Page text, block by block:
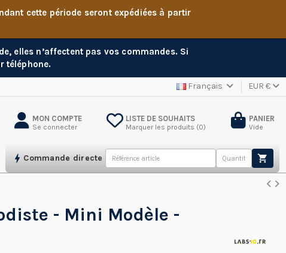
cette période seront expédiées à partir
elles n’affectent pas vos commandes. Si
téléphone.
Français EUR €
MON COMPTE
Se connecter
LISTE DE SOUHAITS
Marquer les produits (0)
PANIER
Vide
Commande directe
- Mini Modèle -